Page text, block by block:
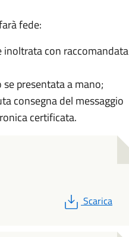
fede:
inoltrata con raccomandata
presentata a mano;
consegna del messaggio
certificata.
PDF
Scarica